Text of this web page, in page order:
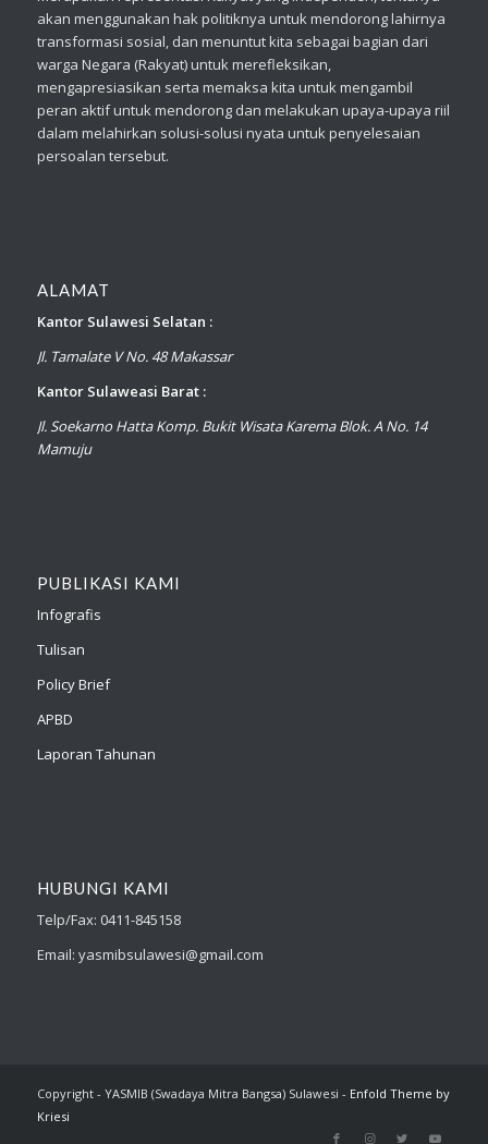
akan menggunakan hak politiknya untuk mendorong lahirnya
transformasi sosial, dan menuntut kita sebagai bagian dari
warga Negara (Rakyat) untuk merefleksikan,
mengapresiasikan serta memaksa kita untuk mengambil
peran aktif untuk mendorong dan melakukan upaya-upaya riil
dalam melahirkan solusi-solusi nyata untuk penyelesaian
persoalan tersebut.
ALAMAT
Kantor Sulawesi Selatan :
Jl. Tamalate V No. 48 Makassar
Kantor Sulaweasi Barat :
Jl. Soekarno Hatta Komp. Bukit Wisata Karema Blok. A No. 14
Mamuju
PUBLIKASI KAMI
Infografis
Tulisan
Policy Brief
APBD
Laporan Tahunan
HUBUNGI KAMI
Telp/Fax: 0411-845158
Email: yasmibsulawesi@gmail.com
Copyright - YASMIB (Swadaya Mitra Bangsa) Sulawesi - Enfold Theme by
Kriesi